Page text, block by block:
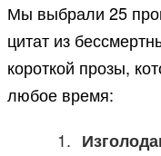
Мы выбрали 25
цитат из
короткой прозы,
любое время: